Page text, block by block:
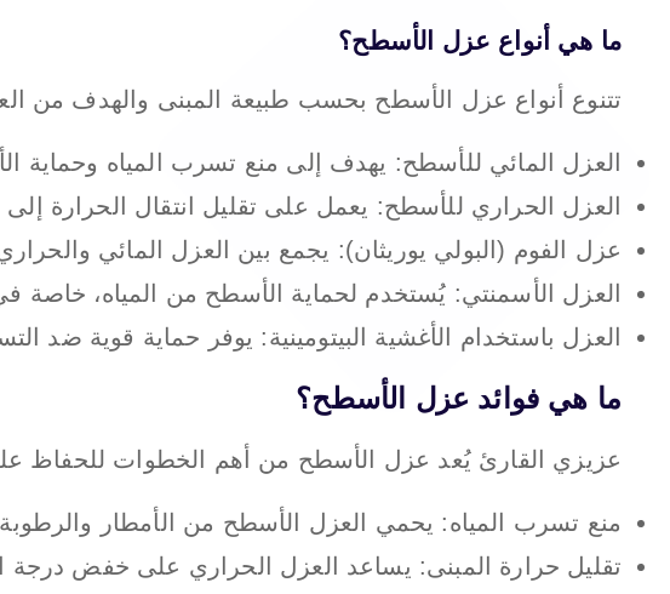
ما هي أنواع عزل الأسطح؟
تتنوع أنواع عزل الأسطح بحسب طبيعة المبنى والهدف من
العزل المائي للأسطح: يهدف إلى منع تسرب المياه وحماية
العزل الحراري للأسطح: يعمل على تقليل انتقال الحرارة
عزل الفوم (البولي يوريثان): يجمع بين العزل المائي
العزل الأسمنتي: يُستخدم لحماية الأسطح من المياه، خاصة في
العزل باستخدام الأغشية البيتومينية: يوفر حماية قوية ضد
ما هي فوائد عزل الأسطح؟
عزيزي القارئ يُعد عزل الأسطح من أهم الخطوات للحفاظ على
منع تسرب المياه: يحمي العزل الأسطح من الأمطار
تقليل حرارة المبنى: يساعد العزل الحراري على خفض درجة